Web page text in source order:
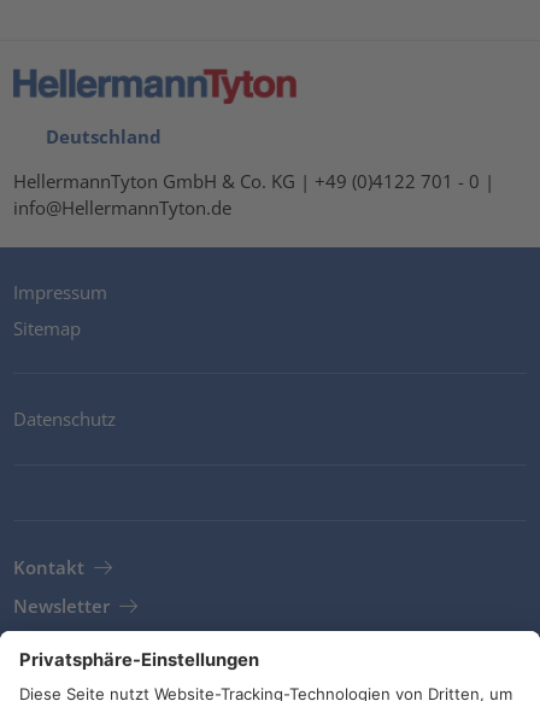
Deutschland
HellermannTyton GmbH & Co. KG | +49 (0)4122 701 - 0 |
info@HellermannTyton.de
Impressum
Sitemap
Datenschutz
Kontakt
Newsletter